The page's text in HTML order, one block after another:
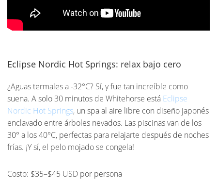
Eclipse Nordic Hot Springs: relax bajo cero
¿Aguas termales a -32°C? Sí, y fue tan increíble como
suena. A solo 30 minutos de Whitehorse está Eclipse
Nordic Hot Springs, un spa al aire libre con diseño japonés
enclavado entre árboles nevados. Las piscinas van de los
30° a los 40°C, perfectas para relajarte después de noches
frías. ¡Y sí, el pelo mojado se congela!
Costo: $35–$45 USD por persona